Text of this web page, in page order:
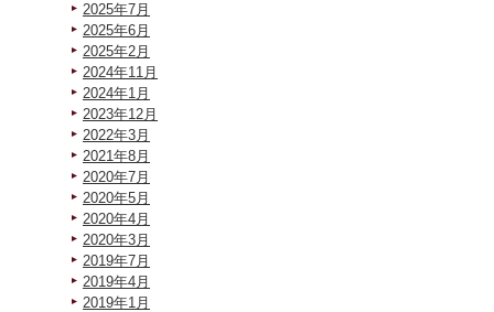
2025年7月
2025年6月
2025年2月
2024年11月
2024年1月
2023年12月
2022年3月
2021年8月
2020年7月
2020年5月
2020年4月
2020年3月
2019年7月
2019年4月
2019年1月